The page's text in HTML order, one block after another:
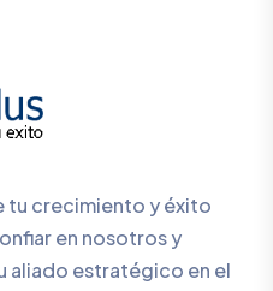
tu crecimiento y éxito
en nosotros y
aliado estratégico en el